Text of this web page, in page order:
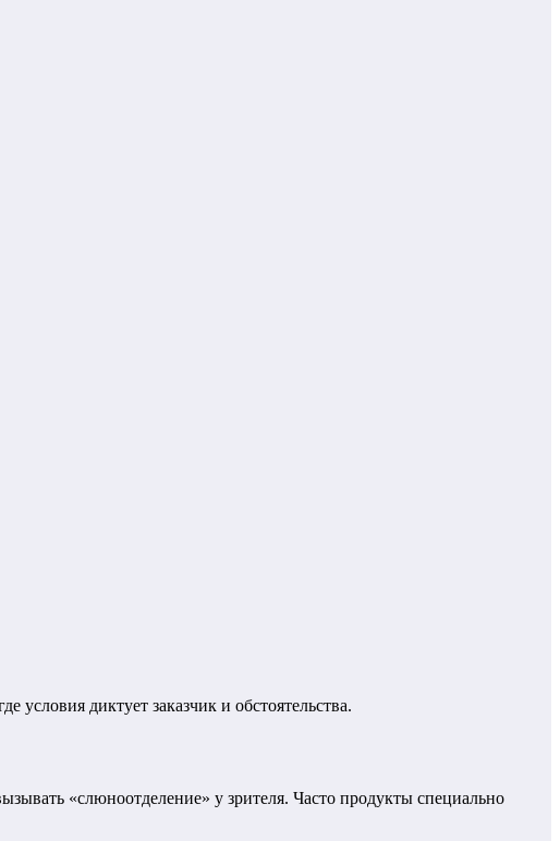
условия диктует заказчик и обстоятельства.
«слюноотделение» у зрителя. Часто продукты специально